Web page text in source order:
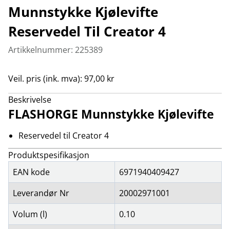
Munnstykke Kjølevifte
Reservedel Til Creator 4
Artikkelnummer: 225389
Veil. pris (ink. mva): 97,00 kr
Beskrivelse
FLASHORGE Munnstykke Kjølevifte
Reservedel til Creator 4
Produktspesifikasjon
EAN kode
6971940409427
Leverandør Nr
20002971001
Volum (l)
0.10